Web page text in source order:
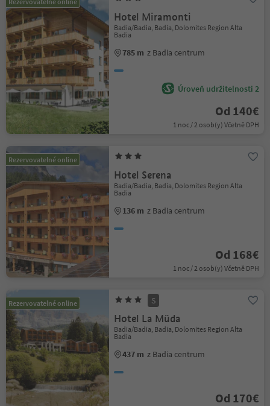
Hotel Miramonti
Badia/Badia, Badia, Dolomites Region Alta
Badia
785 m z Badia centrum
Úroveň udržitelnosti 2
Od 140€
1 noc / 2 osob(y) Včetně DPH
Rezervovatelné online
Hotel Serena
Badia/Badia, Badia, Dolomites Region Alta
Badia
136 m z Badia centrum
Od 168€
1 noc / 2 osob(y) Včetně DPH
Rezervovatelné online S
Hotel La Müda
Badia/Badia, Badia, Dolomites Region Alta
Badia
437 m z Badia centrum
Od 170€